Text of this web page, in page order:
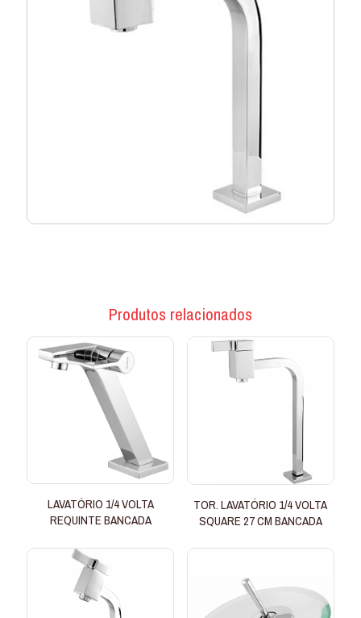
Produtos relacionados
LAVATÓRIO 1/4 VOLTA
REQUINTE BANCADA
TOR. LAVATÓRIO 1/4 VOLTA
SQUARE 27 CM BANCADA